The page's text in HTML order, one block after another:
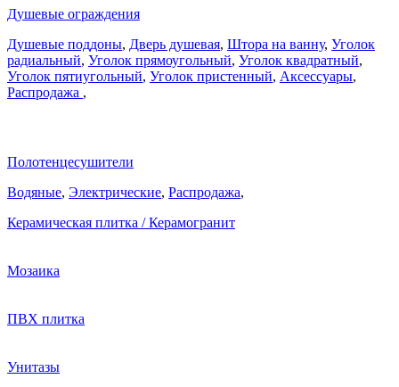
Душевые ограждения
Душевые поддоны, Дверь душевая, Штора на ванну, Уголок
радиальный, Уголок прямоугольный, Уголок квадратный,
Уголок пятиугольный, Уголок пристенный, Аксессуары,
Распродажа ,
Полотенцесушители
Водяные, Электрические, Распродажа,
Керамическая плитка / Керамогранит
Мозаика
ПВХ плитка
Унитазы